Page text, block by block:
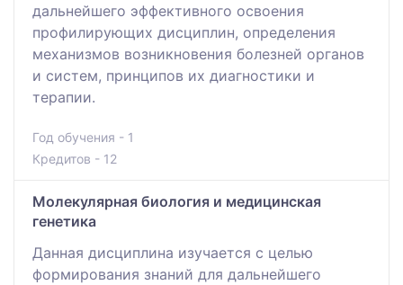
дальнейшего эффективного освоения
профилирующих дисциплин, определения
механизмов возникновения болезней органов
и систем, принципов их диагностики и
терапии.
Год обучения - 1
Кредитов - 12
Молекулярная биология и медицинская
генетика
Данная дисциплина изучается с целью
формирования знаний для дальнейшего